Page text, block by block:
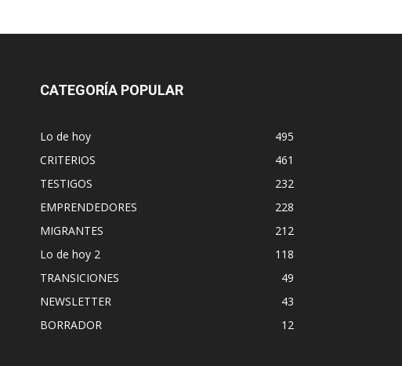
CATEGORÍA POPULAR
Lo de hoy
495
CRITERIOS
461
TESTIGOS
232
EMPRENDEDORES
228
MIGRANTES
212
Lo de hoy 2
118
TRANSICIONES
49
NEWSLETTER
43
BORRADOR
12